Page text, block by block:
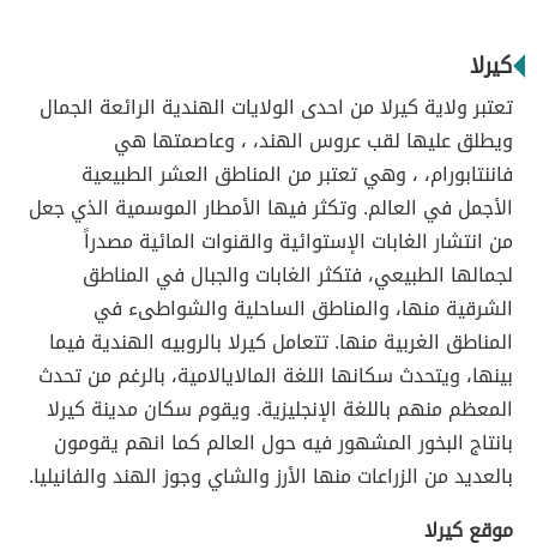
كيرلا
تعتبر ولاية كيرلا من احدى الولايات الهندية الرائعة الجمال
ويطلق عليها لقب عروس الهند، ، وعاصمتها هي
فاننتابورام، ، وهي تعتبر من المناطق العشر الطبيعية
الأجمل في العالم. وتكثر فيها الأمطار الموسمية الذي جعل
من انتشار الغابات الإستوائية والقنوات المائية مصدراً
لجمالها الطبيعي، فتكثر الغابات والجبال في المناطق
الشرقية منها، والمناطق الساحلية والشواطىء في
المناطق الغربية منها. تتعامل كيرلا بالروبيه الهندية فيما
بينها، ويتحدث سكانها اللغة المالايالامية، بالرغم من تحدث
المعظم منهم باللغة الإنجليزية. ويقوم سكان مدينة كيرلا
بانتاج البخور المشهور فيه حول العالم كما انهم يقومون
بالعديد من الزراعات منها الأرز والشاي وجوز الهند والفانيليا.
موقع كيرلا